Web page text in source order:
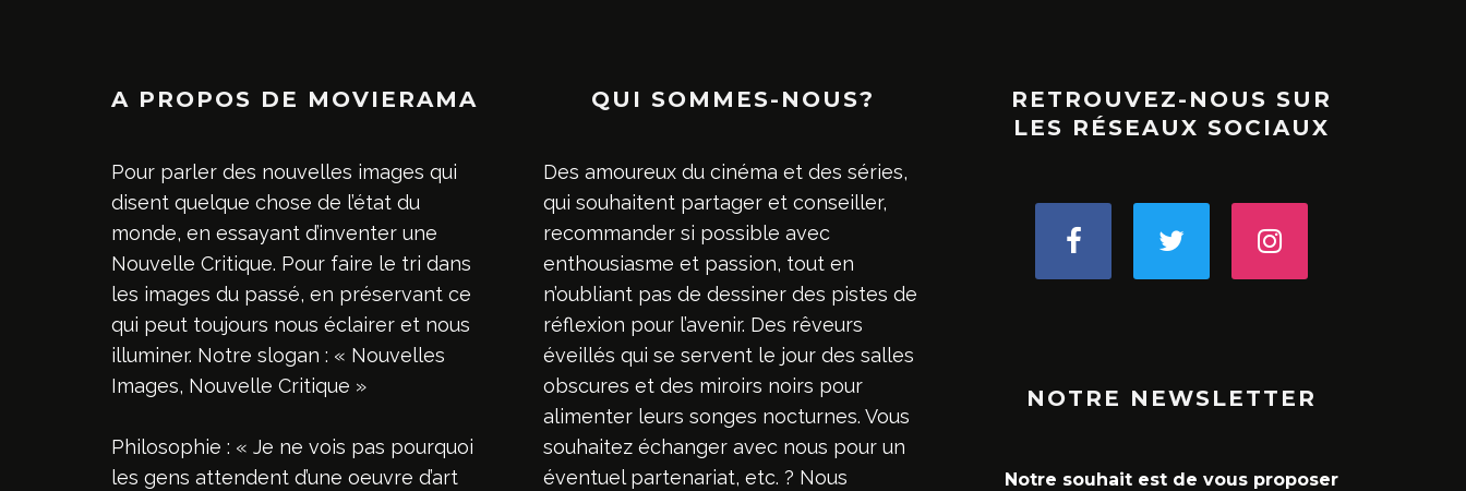
A PROPOS DE MOVIERAMA
Pour parler des nouvelles images qui
disent quelque chose de l’état du
monde, en essayant d’inventer une
Nouvelle Critique. Pour faire le tri dans
les images du passé, en préservant ce
qui peut toujours nous éclairer et nous
illuminer. Notre slogan : « Nouvelles
Images, Nouvelle Critique »
Philosophie : « Je ne vois pas pourquoi
les gens attendent d’une oeuvre d’art
QUI SOMMES-NOUS?
Des amoureux du cinéma et des séries,
qui souhaitent partager et conseiller,
recommander si possible avec
enthousiasme et passion, tout en
n’oubliant pas de dessiner des pistes de
réflexion pour l’avenir. Des rêveurs
éveillés qui se servent le jour des salles
obscures et des miroirs noirs pour
alimenter leurs songes nocturnes. Vous
souhaitez échanger avec nous pour un
éventuel partenariat, etc. ? Nous
RETROUVEZ-NOUS SUR
LES RÉSEAUX SOCIAUX
NOTRE NEWSLETTER
Notre souhait est de vous proposer